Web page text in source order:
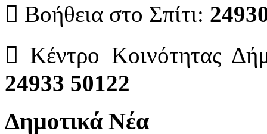
 Βοήθεια στο Σπίτι:
 Κέντρο Κοινότητας
24933 50122
Δημοτικά Νέα